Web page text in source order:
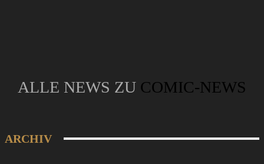
ALLE NEWS ZU COMIC-NEWS
ARCHIV